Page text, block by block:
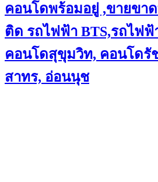
คอนโดพร้อมอยู่ ,ขายขา
ติด รถไฟฟ้า BTS,รถไฟฟ้
คอนโดสุขุมวิท, คอนโดรั
สาทร, อ่อนนุช